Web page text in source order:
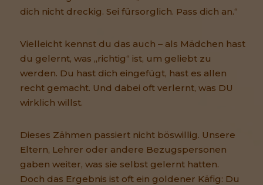
dich nicht dreckig. Sei fürsorglich. Pass dich an.“
Vielleicht kennst du das auch – als Mädchen hast
du gelernt, was „richtig“ ist, um geliebt zu
werden. Du hast dich eingefügt, hast es allen
recht gemacht. Und dabei oft verlernt, was DU
wirklich willst.
Dieses Zähmen passiert nicht böswillig. Unsere
Eltern, Lehrer oder andere Bezugspersonen
gaben weiter, was sie selbst gelernt hatten.
Doch das Ergebnis ist oft ein goldener Käfig: Du